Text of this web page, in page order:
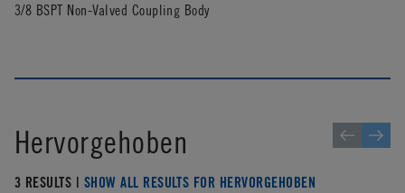
3/8 BSPT Non-Valved Coupling Body
Hervorgehoben
3 RESULTS | SHOW ALL RESULTS FOR HERVORGEHOBEN